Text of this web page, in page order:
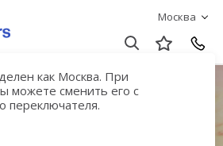
Москва
как Москва. При
можете сменить его с